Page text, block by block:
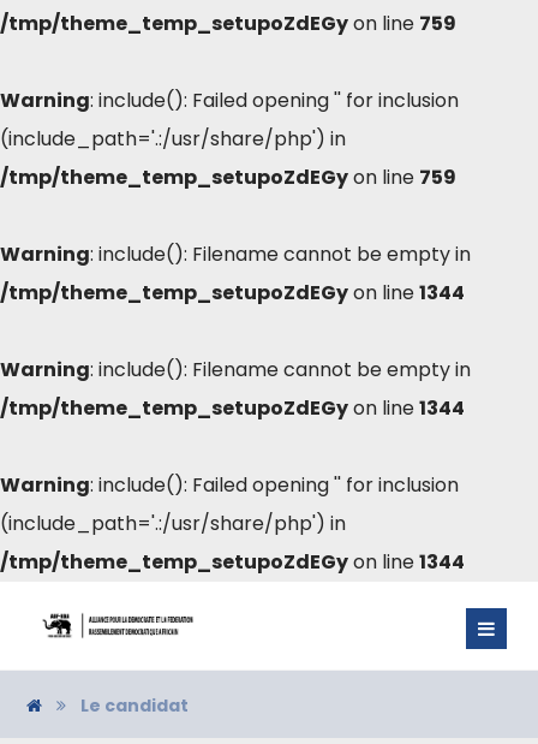
/tmp/theme_temp_setupoZdEGyon line 759
Warning: include(): Failed opening '' for inclusion
(include_path='.:/usr/share/php') in
/tmp/theme_temp_setupoZdEGyon line 759
Warning: include(): Filename cannot be empty in
/tmp/theme_temp_setupoZdEGyon line1344
Warning: include(): Filename cannot be empty in
/tmp/theme_temp_setupoZdEGyon line1344
Warning: include(): Failed opening '' for inclusion
(include_path='.:/usr/share/php') in
/tmp/theme_temp_setupoZdEGyon line1344
Le candidat